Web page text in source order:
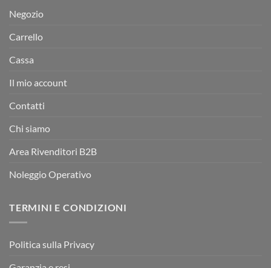
Negozio
Carrello
Cassa
Il mio account
Contatti
Chi siamo
Area Rivenditori B2B
Noleggio Operativo
TERMINI E CONDIZIONI
Politica sulla Privacy